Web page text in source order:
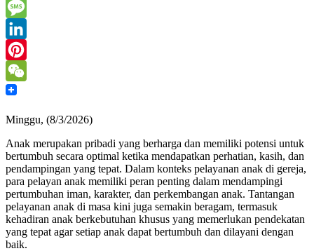
Mail
Print
Message
LinkedIn
Pinterest
WeChat
Minggu, (8/3/2026)
Anak merupakan pribadi yang berharga dan memiliki potensi untuk
bertumbuh secara optimal ketika mendapatkan perhatian, kasih, dan
pendampingan yang tepat. Dalam konteks pelayanan anak di gereja,
para pelayan anak memiliki peran penting dalam mendampingi
pertumbuhan iman, karakter, dan perkembangan anak. Tantangan
pelayanan anak di masa kini juga semakin beragam, termasuk
kehadiran anak berkebutuhan khusus yang memerlukan pendekatan
yang tepat agar setiap anak dapat bertumbuh dan dilayani dengan
baik.